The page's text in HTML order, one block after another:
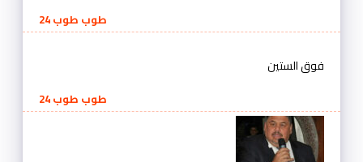
طوب طوب 24
فوق الستين
طوب طوب 24